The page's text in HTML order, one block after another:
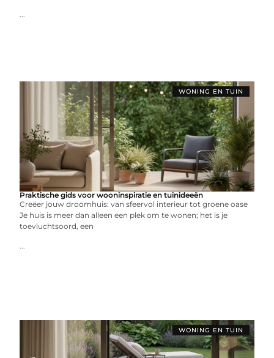
...
WONING EN TUIN
Praktische gids voor wooninspiratie en tuinideeën
Creëer jouw droomhuis: van sfeervol interieur tot groene oase
Je huis is meer dan alleen een plek om te wonen; het is je
toevluchtsoord, een
...
WONING EN TUIN